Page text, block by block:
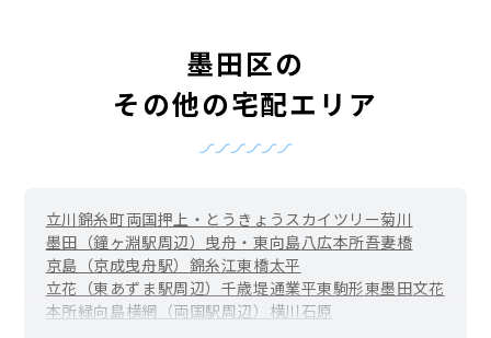
墨田区の
その他の宅配エリア
立川錦糸町両国押上・とうきょうスカイツリー菊川
墨田（鐘ヶ淵駅周辺） 曳舟・東向島八広本所吾妻橋
京島（京成曳舟駅） 錦糸江東橋太平
立花（東あずま駅周辺） 千歳堤通業平東駒形東墨田文花
本所緑向島横網（両国駅周辺） 横川 石原